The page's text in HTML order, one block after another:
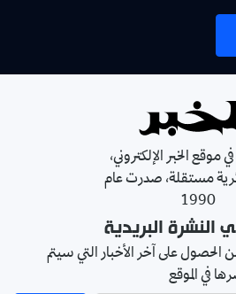
موقع الخبر الإلكتروني،
مستقلة، صدرت عام
1990
النشرة البريدية
على آخر الأخبار التي سيتم
في الموقع